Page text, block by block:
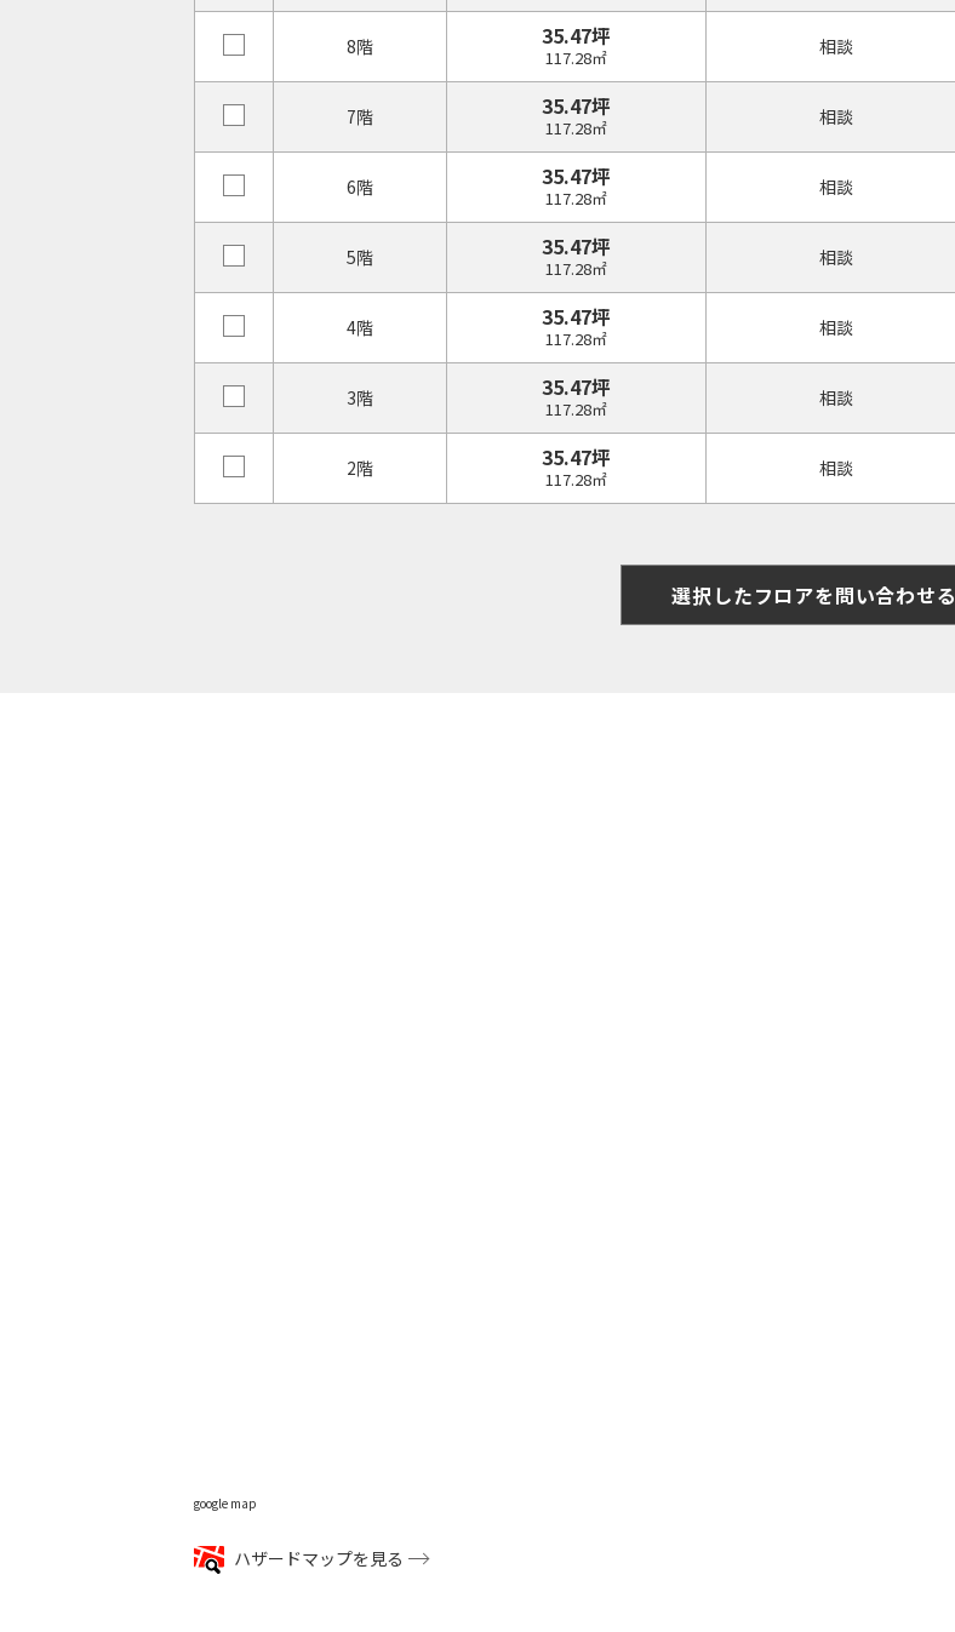
8階 35.47坪
117.28㎡ 相談
7階 35.47坪
117.28㎡ 相談
6階 35.47坪
117.28㎡ 相談
5階 35.47坪
117.28㎡ 相談
4階 35.47坪
117.28㎡ 相談
3階 35.47坪
117.28㎡ 相談
2階 35.47坪
117.28㎡ 相談
選択したフロアを問い合わせる
google map
ハザードマップを見る